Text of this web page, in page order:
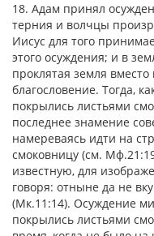
18. Адам принял
терния и волчцы
Иисус для того
этого осуждения; и в
проклятая земля
благословение. Тогда,
покрылись листьями
последнее знамение
намереваясь идти на
смоковницу (см.
известную, для
говоря: отныне да не
(Мк.11:14). Осуждение
покрылись листьями